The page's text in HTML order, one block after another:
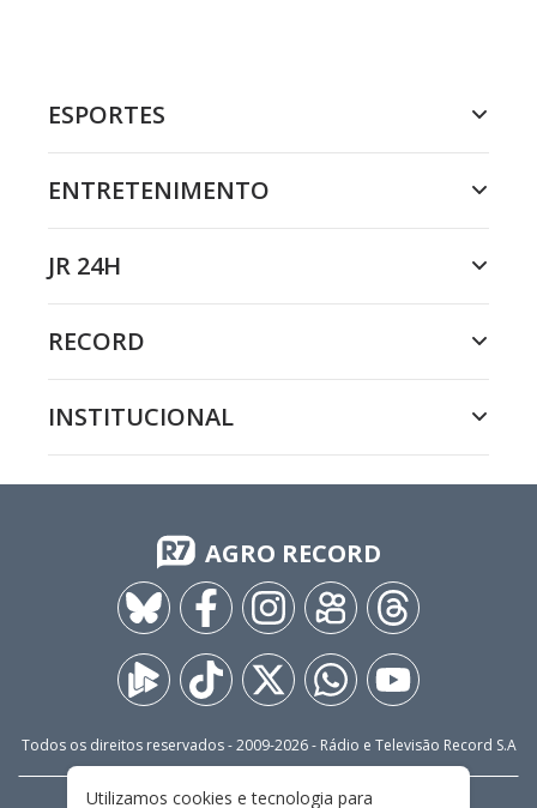
ESPORTES
ENTRETENIMENTO
JR 24H
RECORD
INSTITUCIONAL
AGRO RECORD
Todos os direitos reservados - 2009-2026- Rádio e Televisão Record S.A
Utilizamos cookies e tecnologia para